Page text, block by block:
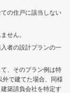
の住戸に該当しない
せん。
者の設計プランの一
、そのプラン例は特
で建てた場合、同様
築請負会社を特定す